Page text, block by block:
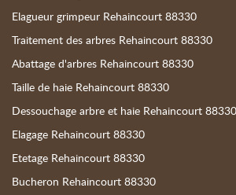
Elagueur grimpeur Rehaincourt 88330
Traitement des arbres Rehaincourt 88330
Abattage d'arbres Rehaincourt 88330
Taille de haie Rehaincourt 88330
Dessouchage arbre et haie Rehaincourt 88330
Elagage Rehaincourt 88330
Etetage Rehaincourt 88330
Bucheron Rehaincourt 88330